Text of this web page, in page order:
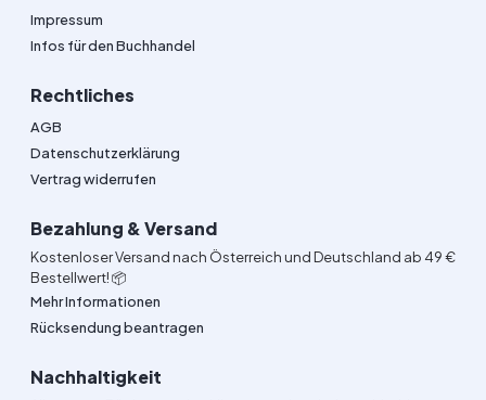
Impressum
Infos für den Buchhandel
Rechtliches
AGB
Datenschutzerklärung
Vertrag widerrufen
Bezahlung & Versand
Kostenloser Versand nach Österreich und Deutschland ab 49 €
Bestellwert! 📦
Mehr Informationen
Rücksendung beantragen
Nachhaltigkeit